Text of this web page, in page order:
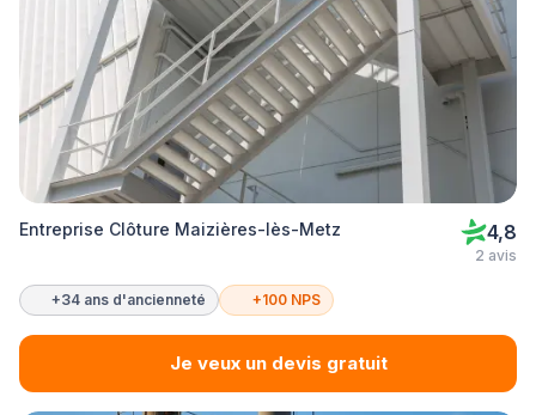
Entreprise Clôture Maizières-lès-Metz 4,8
2 avis
+34 ans d'ancienneté +100 NPS
Je veux un devis gratuit